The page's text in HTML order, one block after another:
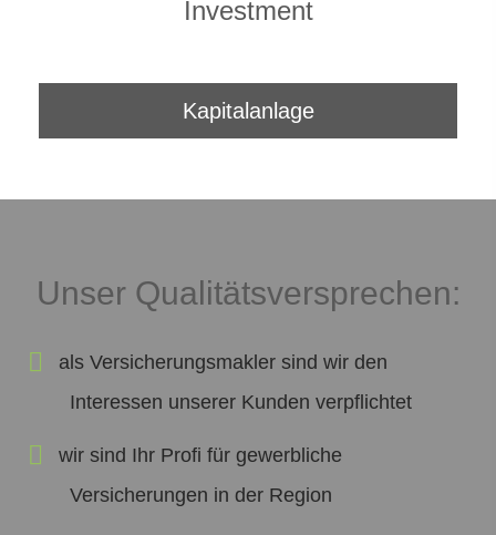
Investment
Kapitalanlage
Unser Qualitätsversprechen:
als Ver­sicherungs­makler sind wir den
Interessen unserer Kunden verpflichtet
wir sind Ihr Profi für gewerbliche
Versicherungen in der Region